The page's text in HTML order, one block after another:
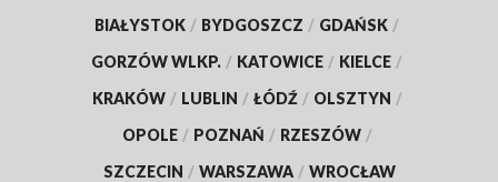
BIAŁYSTOK / BYDGOSZCZ / GDAŃSK /
GORZÓW WLKP. / KATOWICE / KIELCE /
KRAKÓW / LUBLIN / ŁÓDŹ / OLSZTYN /
OPOLE / POZNAŃ / RZESZÓW /
SZCZECIN / WARSZAWA / WROCŁAW